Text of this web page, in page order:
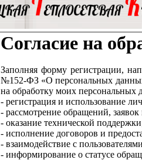
Согласие на
Заполняя форму регистрации,
№152-ФЗ «О персональных
на обработку моих персональных
- регистрация и использование
- рассмотрение обращений, заявок
- оказание технической
- исполнение договоров и
- взаимодействие с
- информирование о статусе